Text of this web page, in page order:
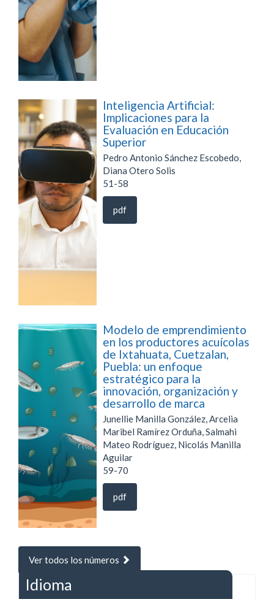
Inteligencia Artificial:
Implicaciones para la
Evaluación en Educación
Superior
Pedro Antonio Sánchez Escobedo,
Diana Otero Solis
51-58
pdf
Modelo de emprendimiento
en los productores acuícolas
de Ixtahuata, Cuetzalan,
Puebla: un enfoque
estratégico para la
innovación, organización y
desarrollo de marca
Junellie Manilla González, Arcelia
Maribel Ramírez Orduña, Salmahi
Mateo Rodríguez, Nicolás Manilla
Aguilar
59-70
pdf
Ver todos los números
Idioma